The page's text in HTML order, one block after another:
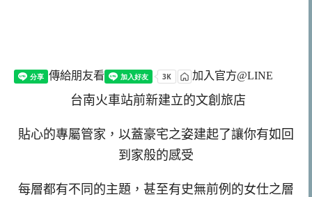
傳給朋友看 加入官方@LINE
台南火車站前新建立的文創旅店
貼心的專屬管家，以蓋豪宅之姿建起了讓你有如回
到家般的感受
每層都有不同的主題，甚至有史無前例的女仕之層